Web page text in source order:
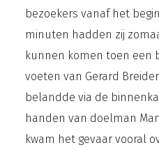
bezoekers vanaf het
minuten hadden zij
kunnen komen toen een
voeten van Gerard
belandde via de
handen van doelman
kwam het gevaar vooral